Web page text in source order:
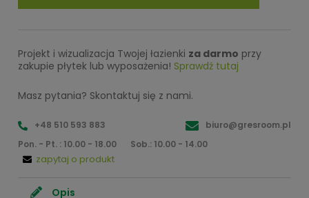
Projekt i wizualizacja Twojej łazienki za darmo przy
zakupie płytek lub wyposażenia! Sprawdź tutaj
Masz pytania? Skontaktuj się z nami.
+48 510 593 883
biuro@gresroom.pl
Pon. - Pt. : 10.00 - 18.00
Sob.: 10.00 - 14.00
zapytaj o produkt
Opis